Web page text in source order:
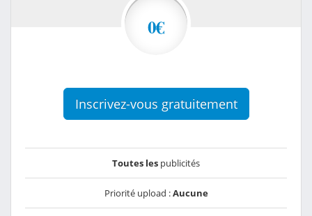
0€
Inscrivez-vous gratuitement
Toutes les publicités
Priorité upload :Aucune